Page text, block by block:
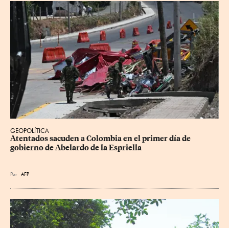
GEOPOLÍTICA
Atentados sacuden a Colombia en el primer día de
gobierno de Abelardo de la Espriella
Por AFP